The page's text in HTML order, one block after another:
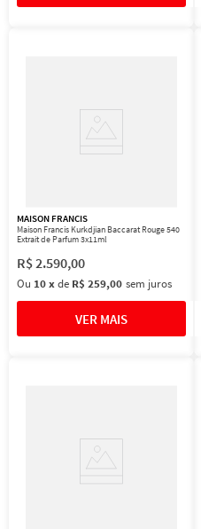
MAISON FRANCIS
Maison Francis Kurkdjian Baccarat Rouge 540
Extrait de Parfum 3x11ml
R$2.590,00
Ou 10xde R$ 259,00 sem juros